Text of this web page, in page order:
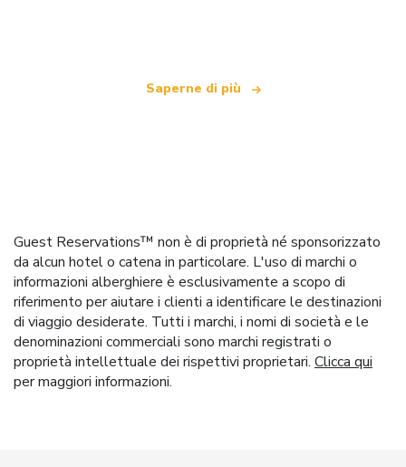
Saperne di più
Guest Reservations™ non è di proprietà né sponsorizzato
da alcun hotel o catena in particolare. L'uso di marchi o
informazioni alberghiere è esclusivamente a scopo di
riferimento per aiutare i clienti a identificare le destinazioni
di viaggio desiderate. Tutti i marchi, i nomi di società e le
denominazioni commerciali sono marchi registrati o
proprietà intellettuale dei rispettivi proprietari. Clicca qui
per maggiori informazioni.